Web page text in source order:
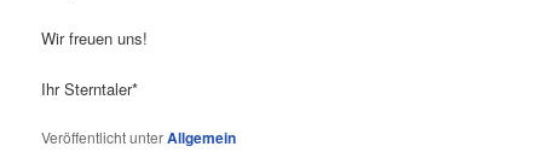
Wir freuen uns!
Ihr Sterntaler*
Veröffentlicht unterAllgemein